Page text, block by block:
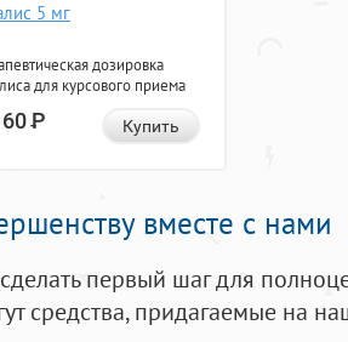
5 мг
дозировка
для курсового приема
60Р Купить
вместе с нами
первый шаг для
средства, придагаемые на